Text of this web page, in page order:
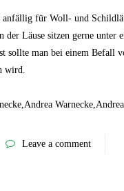
anfällig für Woll- und
Läuse sitzen gerne unter
sollte man bei einem Befall
wird.
Leave a comment
lässt sich der
stilvoll aufwerten!